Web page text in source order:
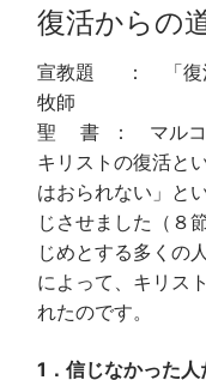
復活からの
宣教題 ： 「復
牧師
聖 書 ： マルコ
キリストの復活と
はおられない」と
じさせました（８
じめとする多くの
によって、キリス
れたのです。
1．信じなかった